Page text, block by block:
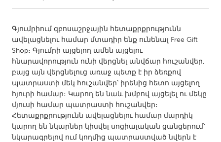
Amherstburg
Kingston
Kitchener-Waterloo
New Glasgow
Newmarket
Ottawa
South Shore
Toronto
MALAYSIA
Kuala Lumpur
Գյումրիում զբոսաշրջային հետաքրքրությունն
ավելացնելու համար մտադիր ենք ունենալ Free Gift
Shop։ Գյումրի այցելող ամեն այցելու
հնարավորություն ունի վերցնել անվճար հուշանվեր,
բայց այն վերցնելուց առաջ պետք է իր ձեռքով
պատրաստի մեկ հուշանվեր՝ իրենից հետո այցելող
հյուրի համար։ Կարող են նաև խմբով այցելել ու մեկը
մյուսի համար պատրաստի հուշանվեր։
Հետաքրքրությունն ավելացնելու համար մարդիկ
կարող են նկարներ կիսվել սոցիալական ցանցերում՝
նկարագրելով ում կողմից պատրաստված նվերն է